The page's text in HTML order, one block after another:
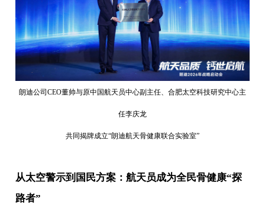
朗迪公司CEO董帅与原中国航天员中心副主任、合肥太空科技研究中心主
任李庆龙
共同揭牌成立“朗迪航天骨健康联合实验室”
从太空警示到国民方案：航天员成为全民骨健康“探
路者”